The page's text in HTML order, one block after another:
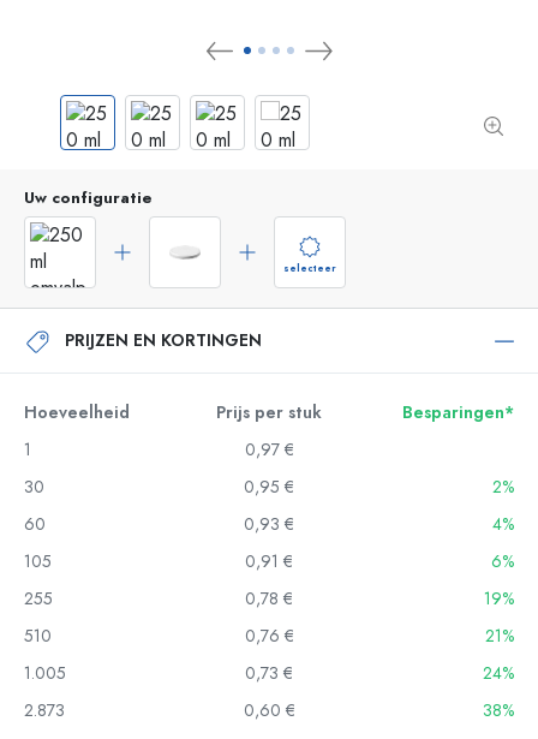
Uw configuratie
selecteer
PRIJZEN EN KORTINGEN
Hoeveelheid Prijs per stuk
Besparingen*
1
0,97 €
30
0,95 €
2%
60
0,93 €
4%
105
0,91 €
6%
255
0,78 €
19%
510
0,76 €
21%
1.005
0,73 €
24%
2.873
0,60 € 38%